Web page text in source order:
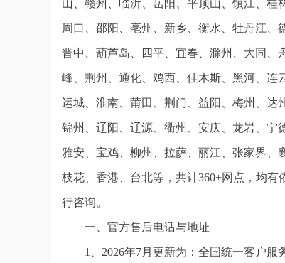
山、赣州、临沂、岳阳、平顶山、镇江、桂
周口、邵阳、亳州、新乡、衡水、牡丹江、
晋中、葫芦岛、四平、宜春、滁州、大同、
峰、荆州、通化、鸡西、佳木斯、黑河、连
运城、淮南、莆田、荆门、益阳、梅州、达
锦州、辽阳、辽源、衢州、安庆、龙岩、宁
雅安、宝鸡、柳州、拉萨、丽江、张家界
枝花、香港、台北等，共计360+网点，均
行咨询。
一、官方售后电话与地址
1、2026年7月更新为：全国统一客户服